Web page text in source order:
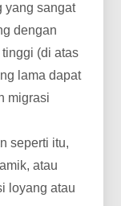
yang sangat
dengan
(di atas
lama dapat
migrasi
seperti itu,
atau
loyang atau